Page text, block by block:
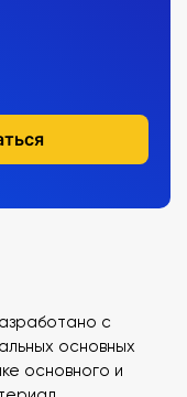
с
основных
основного и